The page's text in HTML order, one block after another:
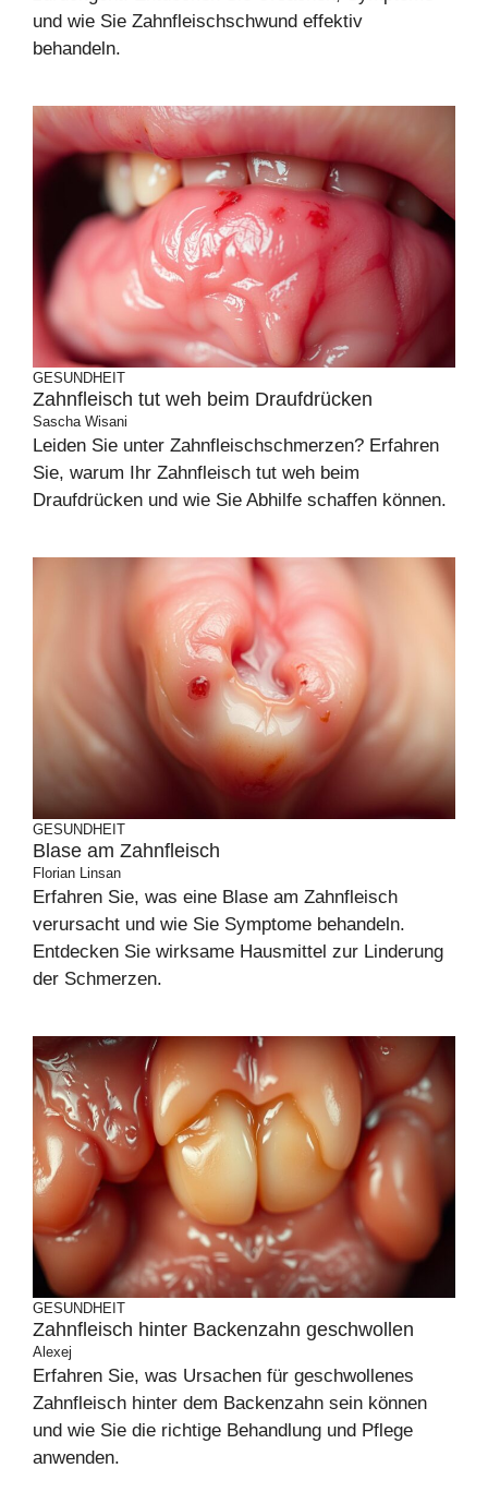
und wie Sie Zahnfleischschwund effektiv
behandeln.
GESUNDHEIT
Zahnfleisch tut weh beim Draufdrücken
Sascha Wisani
Leiden Sie unter Zahnfleischschmerzen? Erfahren
Sie, warum Ihr Zahnfleisch tut weh beim
Draufdrücken und wie Sie Abhilfe schaffen können.
GESUNDHEIT
Blase am Zahnfleisch
Florian Linsan
Erfahren Sie, was eine Blase am Zahnfleisch
verursacht und wie Sie Symptome behandeln.
Entdecken Sie wirksame Hausmittel zur Linderung
der Schmerzen.
GESUNDHEIT
Zahnfleisch hinter Backenzahn geschwollen
Alexej
Erfahren Sie, was Ursachen für geschwollenes
Zahnfleisch hinter dem Backenzahn sein können
und wie Sie die richtige Behandlung und Pflege
anwenden.